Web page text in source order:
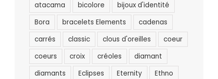
atacama
bicolore
bijoux d'identité
Bora
bracelets Elements
cadenas
carrés
classic clous d'oreilles
coeur
coeurs
croix créoles
diamant
diamants
Eclipses Eternity
Ethno